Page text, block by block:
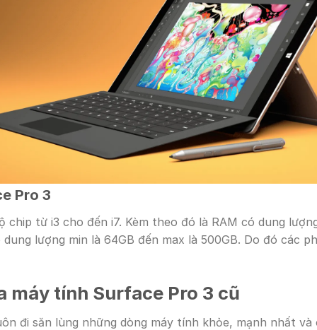
Pro 3
chip từ i3 cho đến i7. Kèm theo đó là RAM có dung
lượng min là 64GB đến max là 500GB. Do đó các
máy tính Surface Pro 3 cũ
đi săn lùng những dòng máy tính khỏe, mạnh nhất